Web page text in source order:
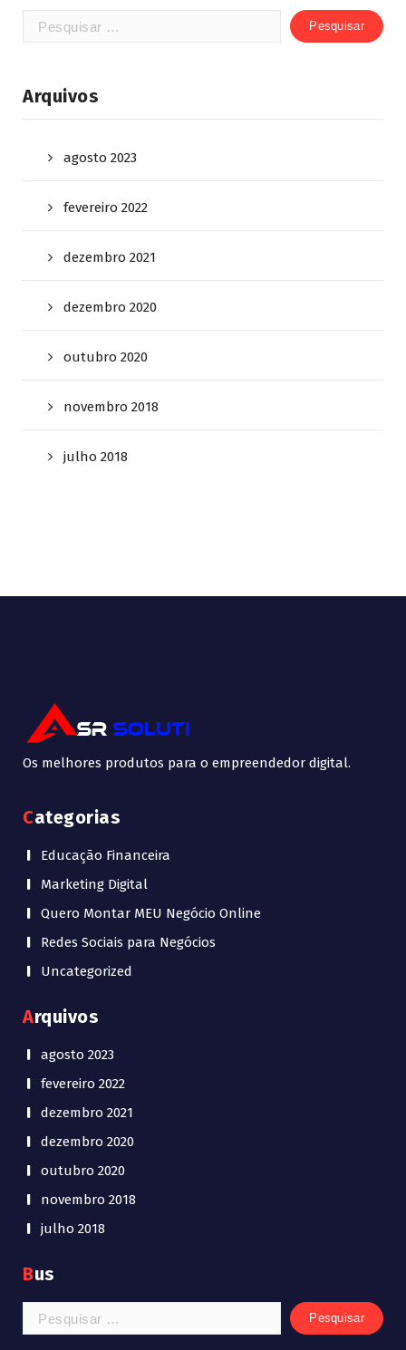
Arquivos
agosto 2023
fevereiro 2022
dezembro 2021
dezembro 2020
outubro 2020
novembro 2018
julho 2018
Os melhores produtos para o empreendedor digital.
Categorias
Educação Financeira
Marketing Digital
Quero Montar MEU Negócio Online
Redes Sociais para Negócios
Uncategorized
Arquivos
agosto 2023
fevereiro 2022
dezembro 2021
dezembro 2020
outubro 2020
novembro 2018
julho 2018
Bus